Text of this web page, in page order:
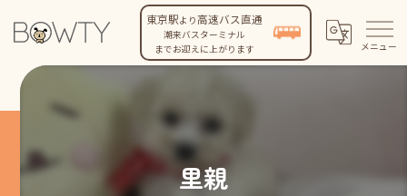
東京駅より高速バス直通
潮来バスターミナル
までお迎えに上がります
里親